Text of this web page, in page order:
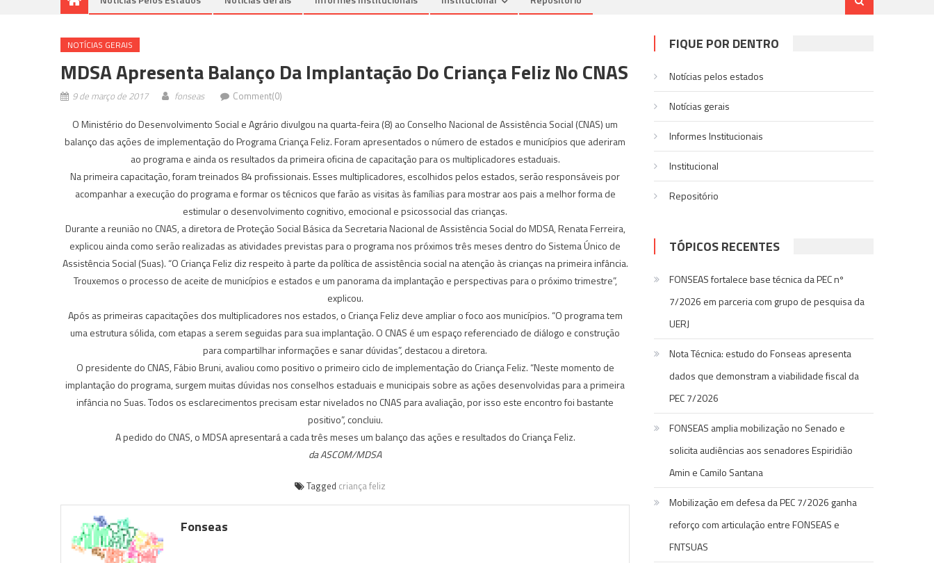
NOTÍ­CIAS GERAIS
MDSA Apresenta Balanço Da Implantação Do Criança Feliz No CNAS
9 de março de 2017 fonseas Comment(0)
O Ministério do Desenvolvimento Social e Agrário divulgou na quarta-feira (8) ao Conselho Nacional de Assistência Social (CNAS) um
balanço das ações de implementação do Programa Criança Feliz. Foram apresentados o número de estados e municípios que aderiram
ao programa e ainda os resultados da primeira oficina de capacitação para os multiplicadores estaduais.
Na primeira capacitação, foram treinados 84 profissionais. Esses multiplicadores, escolhidos pelos estados, serão responsáveis por
acompanhar a execução do programa e formar os técnicos que farão as visitas às famílias para mostrar aos pais a melhor forma de
estimular o desenvolvimento cognitivo, emocional e psicossocial das crianças.
Durante a reunião no CNAS, a diretora de Proteção Social Básica da Secretaria Nacional de Assistência Social do MDSA, Renata Ferreira,
explicou ainda como serão realizadas as atividades previstas para o programa nos próximos três meses dentro do Sistema Único de
Assistência Social (Suas). “O Criança Feliz diz respeito à parte da política de assistência social na atenção às crianças na primeira infância.
Trouxemos o processo de aceite de municípios e estados e um panorama da implantação e perspectivas para o próximo trimestre”,
explicou.
Após as primeiras capacitações dos multiplicadores nos estados, o Criança Feliz deve ampliar o foco aos municípios. “O programa tem
uma estrutura sólida, com etapas a serem seguidas para sua implantação. O CNAS é um espaço referenciado de diálogo e construção
para compartilhar informações e sanar dúvidas”, destacou a diretora.
O presidente do CNAS, Fábio Bruni, avaliou como positivo o primeiro ciclo de implementação do Criança Feliz. “Neste momento de
implantação do programa, surgem muitas dúvidas nos conselhos estaduais e municipais sobre as ações desenvolvidas para a primeira
infância no Suas. Todos os esclarecimentos precisam estar nivelados no CNAS para avaliação, por isso este encontro foi bastante
positivo”, concluiu.
A pedido do CNAS, o MDSA apresentará a cada três meses um balanço das ações e resultados do Criança Feliz.
da ASCOM/MDSA
Tagged criança feliz
Fonseas
FIQUE POR DENTRO
Notícias pelos estados
Notí­cias gerais
Informes Institucionais
Institucional
Repositório
TÓPICOS RECENTES
FONSEAS fortalece base técnica da PEC nº
7/2026 em parceria com grupo de pesquisa da
UERJ
Nota Técnica: estudo do Fonseas apresenta
dados que demonstram a viabilidade fiscal da
PEC 7/2026
FONSEAS amplia mobilização no Senado e
solicita audiências aos senadores Espiridião
Amin e Camilo Santana
Mobilização em defesa da PEC 7/2026 ganha
reforço com articulação entre FONSEAS e
FNTSUAS